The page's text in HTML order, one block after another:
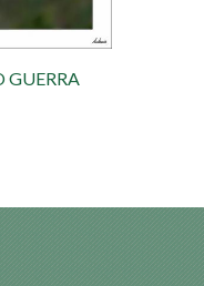
GUERRA